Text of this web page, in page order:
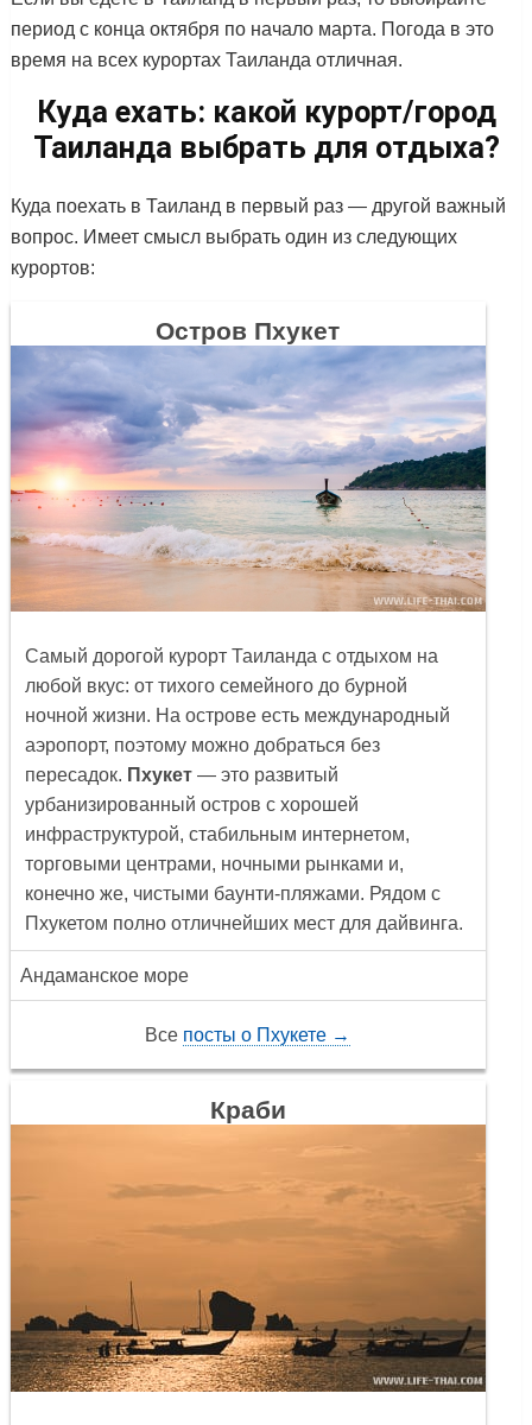
период с конца октября по начало марта. Погода в это
время на всех курортах Таиланда отличная.
Куда ехать: какой курорт/город
Таиланда выбрать для отдыха?
Куда поехать в Таиланд в первый раз — другой важный
вопрос. Имеет смысл выбрать один из следующих
курортов:
Остров Пхукет
Cамый дорогой курорт Таиланда с отдыхом на
любой вкус: от тихого семейного до бурной
ночной жизни. На острове есть международный
аэропорт, поэтому можно добраться без
пересадок. Пхукет— это развитый
урбанизированный остров с хорошей
инфраструктурой, стабильным интернетом,
торговыми центрами, ночными рынками и,
конечно же, чистыми баунти-пляжами. Рядом с
Пхукетом полно отличнейших мест для дайвинга.
Андаманское море
Все посты о Пхукете →
Краби